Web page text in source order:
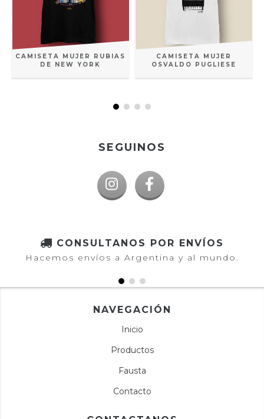
CAMISETA MUJER RUBIAS
DE NEW YORK
CAMISETA MUJER
OSVALDO PUGLIESE
SEGUINOS
CONSULTANOS POR ENVÍOS
Hacemos envíos a Argentina y al mundo.
NAVEGACIÓN
Inicio
Productos
Fausta
Contacto